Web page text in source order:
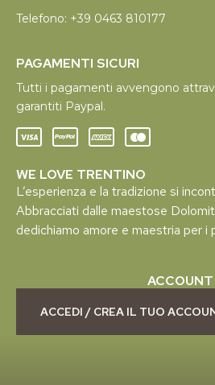
Telefono: +39 0463 810177
PAGAMENTI SICURI
Tutti i pagamenti avvengono
garantiti Paypal.
WE LOVE TRENTINO
L’esperienza e la tradizione si
Abbracciati dalle maestose
dedichiamo amore e maestria per
ACCOUNT
ACCEDI / CREA IL TUO